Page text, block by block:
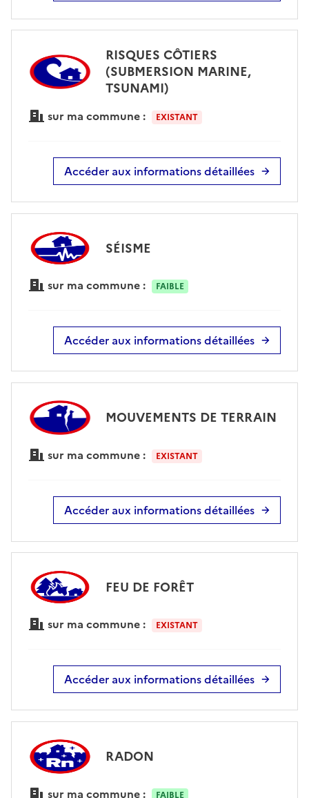
RISQUES CÔTIERS
(SUBMERSION MARINE,
TSUNAMI)
sur ma commune : EXISTANT
Accéder aux informations détaillées
SÉISME
sur ma commune : FAIBLE
Accéder aux informations détaillées
MOUVEMENTS DE TERRAIN
sur ma commune : EXISTANT
Accéder aux informations détaillées
FEU DE FORÊT
sur ma commune : EXISTANT
Accéder aux informations détaillées
RADON
sur ma commune : FAIBLE